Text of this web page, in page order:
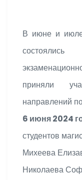
В июне и
состоялись
приняли
направлений
6 июня 2024
студентов
Михеева
Николаева